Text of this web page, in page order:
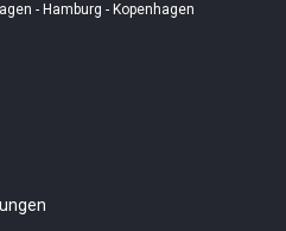
- Hamburg - Kopenhagen